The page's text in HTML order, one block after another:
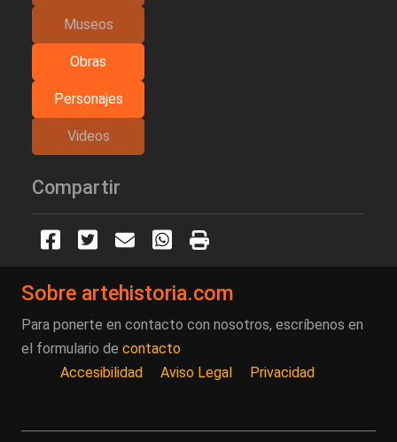
Museos
Obras
Personajes
Videos
Compartir
Sobre artehistoria.com
Para ponerte en contacto con nosotros, escríbenos en
el formulario de contacto
Accesibilidad
Aviso Legal Privacidad